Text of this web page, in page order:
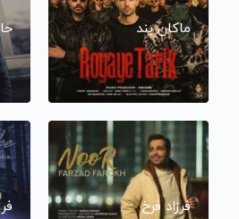
ماکان بند
فرزاد فرخ